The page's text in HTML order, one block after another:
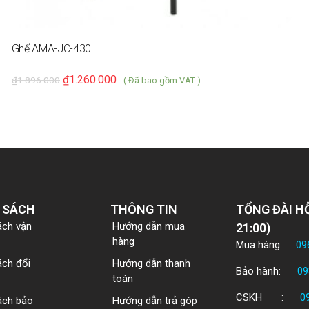
Ghế AMA-JC-430
1.896.000
₫ 1.260.000
₫ ( Đã bao gồm VAT )
vận
đổi
bảo
THÔNG TIN
Hướng dẫn mua
hàng
Hướng dẫn thanh
toán
Hướng dẫn trả góp
TỔNG ĐÀI
21:00)
Mua hàng:
Bảo hành:
CSKH :